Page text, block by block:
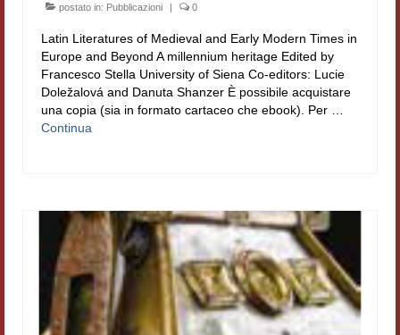
postato in: Pubblicazioni | 0
Latin Literatures of Medieval and Early Modern Times in
Europe and Beyond A millennium heritage Edited by
Francesco Stella University of Siena Co-editors: Lucie
Doležalová and Danuta Shanzer È possibile acquistare
una copia (sia in formato cartaceo che ebook). Per …
Continua